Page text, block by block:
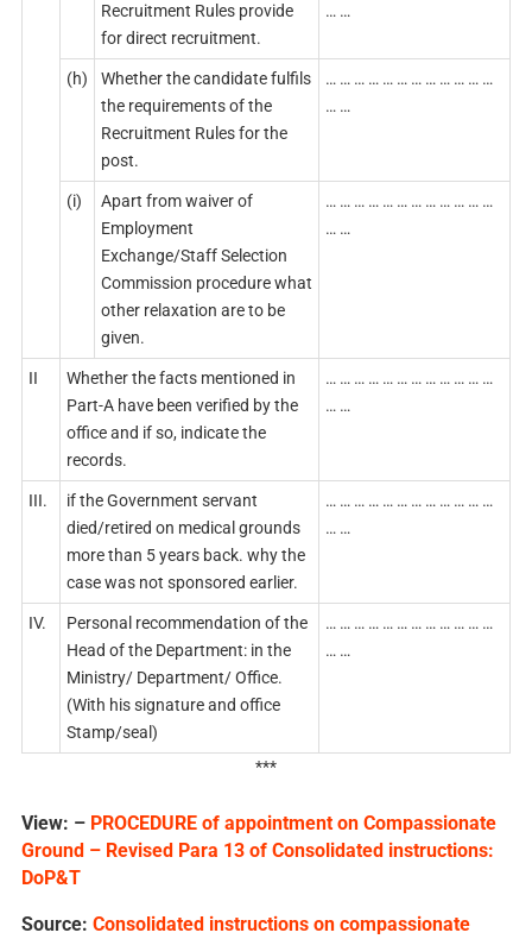
Recruitment Rules provide
for direct recruitment.
… …
(h)
Whether the candidate fulfils
the requirements of the
Recruitment Rules for the
post.
… … … … … … … … … … … …
… …
(i)
Apart from waiver of
Employment
Exchange/Staff Selection
Commission procedure what
other relaxation are to be
given.
… … … … … … … … … … … …
… …
II
Whether the facts mentioned in
Part-A have been verified by the
office and if so, indicate the
records.
… … … … … … … … … … … …
… …
III.
if the Government servant
died/retired on medical grounds
more than 5 years back. why the
case was not sponsored earlier.
… … … … … … … … … … … …
… …
IV.
Personal recommendation of the
Head of the Department: in the
Ministry/ Department/ Office.
(With his signature and office
Stamp/seal)
… … … … … … … … … … … …
… …
***
View: – PROCEDURE of appointment on Compassionate
Ground – Revised Para 13 of Consolidated instructions:
DoP&T
Source: Consolidated instructions on compassionate